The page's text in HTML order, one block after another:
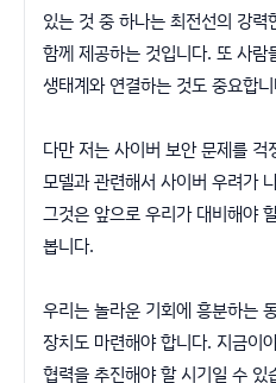
있는 것 중 하나는 최전선의 강
함께 제공하는 것입니다. 또 사
생태계와 연결하는 것도 중요합
다만 저는 사이버 보안 문제를
모델과 관련해서 사이버 우려가
그것은 앞으로 우리가 대비해야
봅니다.
우리는 놀라운 기회에 흥분하는
장치도 마련해야 합니다. 지금이
협력을 추진해야 할 시기일 수 있